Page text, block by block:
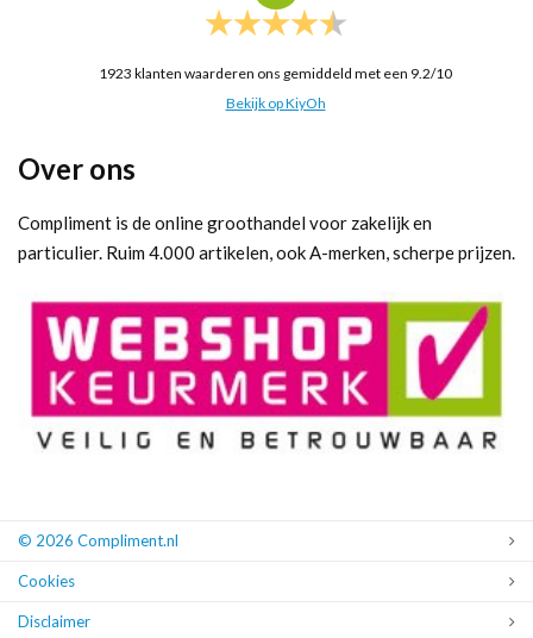
1923 klanten waarderen ons gemiddeld met een 9.2/10
Bekijk op KiyOh
Over ons
Compliment is de online groothandel voor zakelijk en
particulier. Ruim 4.000 artikelen, ook A-merken, scherpe prijzen.
© 2026 Compliment.nl
Cookies
Disclaimer